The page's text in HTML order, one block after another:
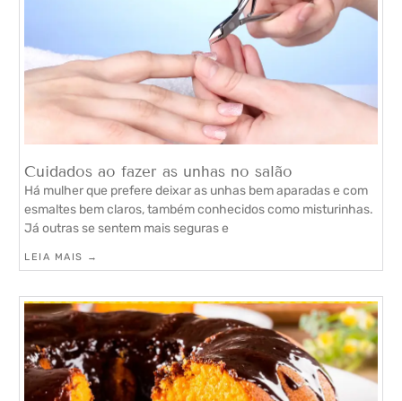
Cuidados ao fazer as unhas no salão
Há mulher que prefere deixar as unhas bem aparadas e com
esmaltes bem claros, também conhecidos como misturinhas.
Já outras se sentem mais seguras e
LEIA MAIS →